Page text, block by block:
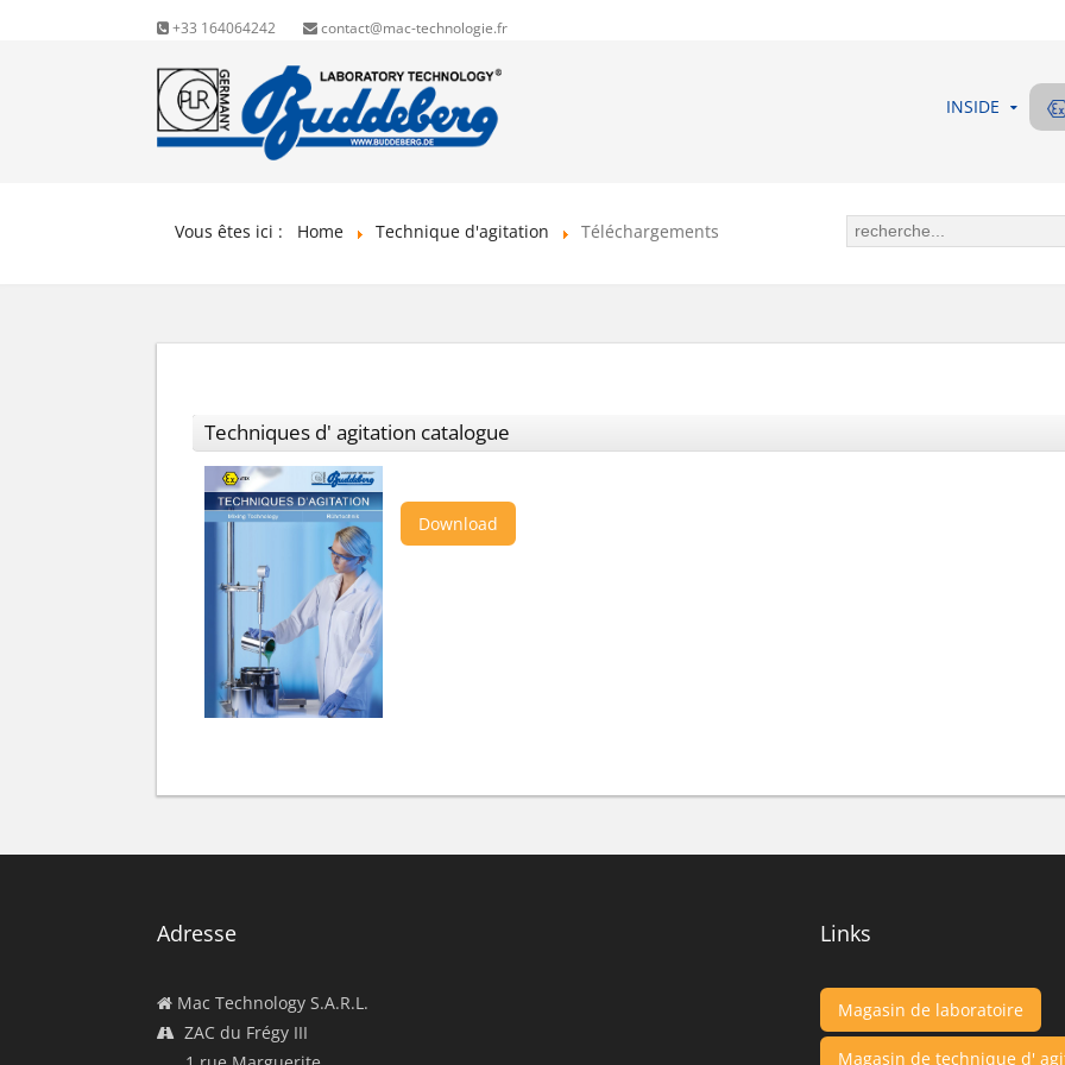
+33 164064242 contact@mac-technologie.fr
INSIDE
Vous êtes ici : Home Technique d'agitation Téléchargements
Techniques d' agitation catalogue
Download
Adresse
Mac Technology S.A.R.L.
ZAC du Frégy III
Links
Magasin de laboratoire
Magasin de technique d'